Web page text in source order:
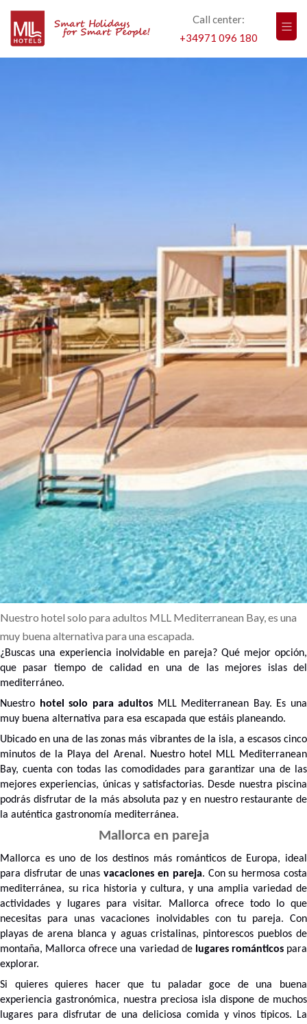
Call center:
+34971 096 180
Nuestro hotel solo para adultos MLL Mediterranean Bay, es una
muy buena alternativa para una escapada.
¿Buscas una experiencia inolvidable en pareja? Qué mejor opción,
que pasar tiempo de calidad en una de las mejores islas del
mediterráneo.
Nuestro
hotel solo para adultos MLL Mediterranean Bay. Es una
muy buena alternativa para esa escapada que estáis planeando.
Ubicado en una de las zonas más vibrantes de la isla, a escasos cinco
minutos de la Playa del Arenal. Nuestro hotel MLL Mediterranean
Bay, cuenta con todas las comodidades para garantizar una de las
mejores experiencias, únicas y satisfactorias. Desde nuestra piscina
podrás disfrutar de la más absoluta paz y en nuestro restaurante de
la auténtica gastronomía mediterránea.
Mallorca en pareja
Mallorca es uno de los destinos más románticos de Europa, ideal
para disfrutar de unas vacaciones en pareja. Con su hermosa costa
mediterránea, su rica historia y cultura, y una amplia variedad de
actividades y lugares para visitar. Mallorca ofrece todo lo que
necesitas para unas vacaciones inolvidables con tu pareja. Con
playas de arena blanca y aguas cristalinas, pintorescos pueblos de
montaña, Mallorca ofrece una variedad de lugares románticospara
explorar.
Si quieres quieres hacer que tu paladar goce de una buena
experiencia gastronómica, nuestra preciosa isla dispone de muchos
lugares para disfrutar de una deliciosa comida y vinos típicos. La